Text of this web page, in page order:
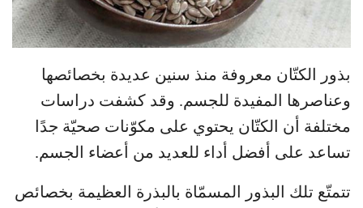
بذور الكتّان معروفة منذ سنين عديدة بخصائصها
وعناصرها المفيدة للجسم. وقد كشفت دراسات
مختلفة أن الكتّان يحتوي على مكوّنات صحيّة جدًا
تساعد على أفضل أداء للعديد من أعضاء الجسم.
تتمتّع تلك البذور المسمّاة بالبذرة العظيمة بخصائص